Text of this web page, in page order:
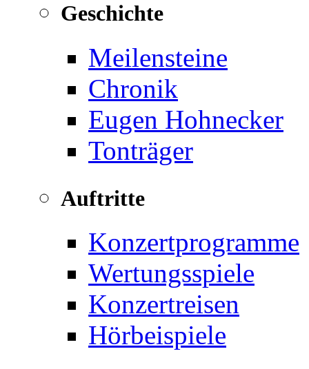
Geschichte
Meilensteine
Chronik
Eugen Hohnecker
Tonträger
Auftritte
Konzertprogramme
Wertungsspiele
Konzertreisen
Hörbeispiele